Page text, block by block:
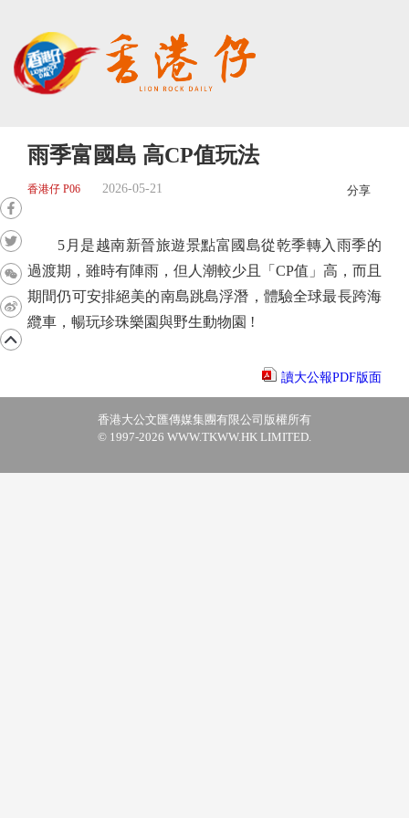
雨季富國島 高CP值玩法
香港仔 P06 2026-05-21 分享
5月是越南新晉旅遊景點富國島從乾季轉入雨季的
過渡期，雖時有陣雨，但人潮較少且「CP值」高，而且
期間仍可安排絕美的南島跳島浮潛，體驗全球最長跨海
纜車，暢玩珍珠樂園與野生動物園 !
讀大公報PDF版面
香港大公文匯傳媒集團有限公司版權所有
© 1997-2026 WWW.TKWW.HK LIMITED.